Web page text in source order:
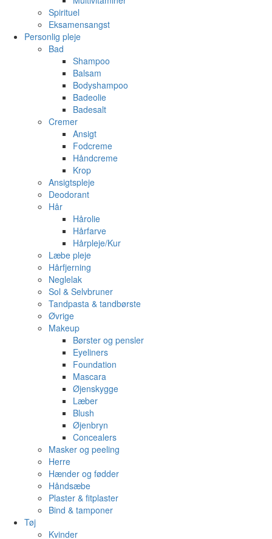
Spirituel
Eksamensangst
Personlig pleje
Bad
Shampoo
Balsam
Bodyshampoo
Badeolie
Badesalt
Cremer
Ansigt
Fodcreme
Håndcreme
Krop
Ansigtspleje
Deodorant
Hår
Hårolie
Hårfarve
Hårpleje/Kur
Læbe pleje
Hårfjerning
Neglelak
Sol & Selvbruner
Tandpasta & tandbørste
Øvrige
Makeup
Børster og pensler
Eyeliners
Foundation
Mascara
Øjenskygge
Læber
Blush
Øjenbryn
Concealers
Masker og peeling
Herre
Hænder og fødder
Håndsæbe
Plaster & fitplaster
Bind & tamponer
Tøj
Kvinder